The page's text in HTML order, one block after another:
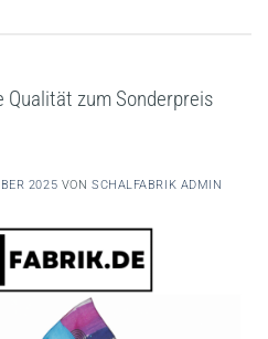
Qualität zum Sonderpreis
2025 VON SCHALFABRIK ADMIN